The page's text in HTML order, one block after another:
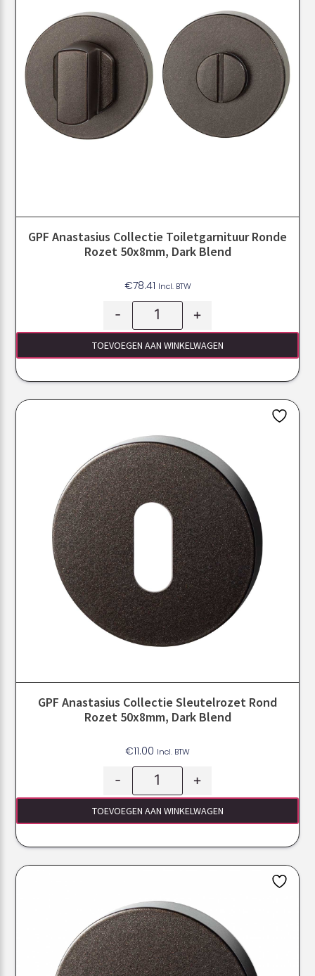
GPF Anastasius Collectie Toiletgarnituur Ronde
Rozet 50x8mm, Dark Blend
€78.41 Incl. BTW
- +
TOEVOEGEN AAN WINKELWAGEN
GPF Anastasius Collectie Sleutelrozet Rond
Rozet 50x8mm, Dark Blend
€11.00 Incl. BTW
- +
TOEVOEGEN AAN WINKELWAGEN